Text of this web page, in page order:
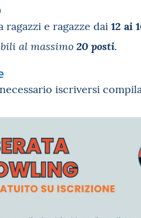
ragazzi e ragazze dai12 ai
al massimo 20 posti.
iscriversi